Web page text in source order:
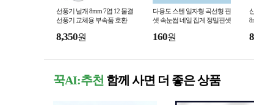
선풍기 날개 8mm 7엽 12 물결
선풍기 교체용 부속품 호환
8,350원
다용도 스텐 일자형 곡선형 핀
셋 속눈썹 네일 집게 정밀핀셋
160원
꾹AI:추천 함께 사면 더 좋은 상품